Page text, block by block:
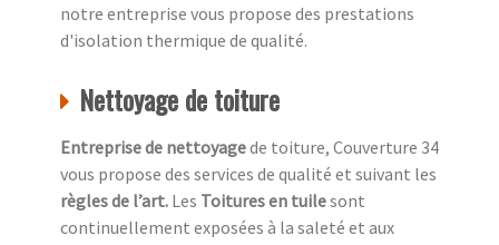
notre entreprise vous propose des prestations
d'isolation thermique de qualité.
Nettoyage de toiture
Entreprise de nettoyagede toiture, Couverture 34
vous propose des services de qualité et suivant les
règles de l’art. Les Toitures en tuilesont
continuellement exposées à la saleté et aux